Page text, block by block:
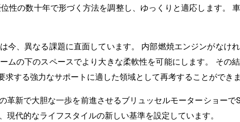
性の数十年で形づく方法を調整し、ゆっくりと適応します。
、異なる課題に直面しています。 内部燃焼エンジンがなけ
の下のスペースでより大きな柔軟性を可能にします。 その
する強力なサポートに適した領域として再考することができま
新で大胆な一歩を前進させるブリュッセルモーターショー
代的なライフスタイルの新しい基準を設定しています。